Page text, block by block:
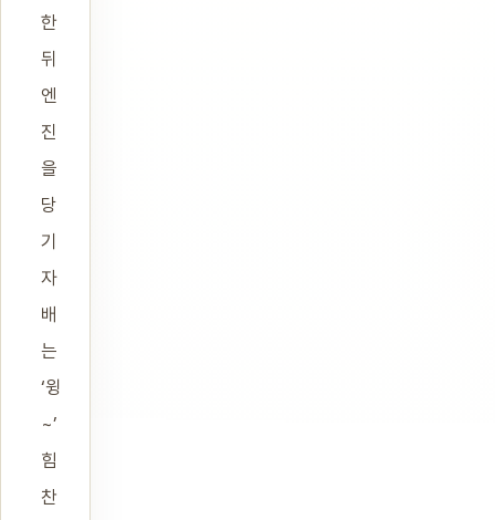
한
뒤
엔
진
을
당
기
자
배
는
‘윙
~’
힘
찬